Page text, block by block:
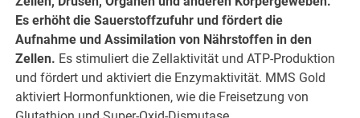
Es erhöht die Sauerstoffzufuhr und fördert die
Aufnahme und Assimilation von Nährstoffen in den
Zellen. Es stimuliert die Zellaktivität und ATP-Produktion
und fördert und aktiviert die Enzymaktivität. MMS Gold
aktiviert Hormonfunktionen, wie die Freisetzung von